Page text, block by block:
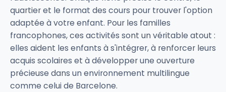
quartier et le format des cours pour trouver l'option
adaptée à votre enfant. Pour les familles
francophones, ces activités sont un véritable atout :
elles aident les enfants à s'intégrer, à renforcer leurs
acquis scolaires et à développer une ouverture
précieuse dans un environnement multilingue
comme celui de Barcelone.